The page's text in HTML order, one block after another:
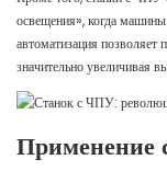
освещения», когда
автоматизация позволяет
значительно увеличивая
Применение